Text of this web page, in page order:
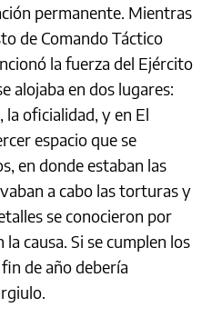
permanente. Mientras
de Comando Táctico
la fuerza del Ejército
alojaba en dos lugares:
la oficialidad, y en El
espacio que se
en donde estaban las
a cabo las torturas y
se conocieron por
causa. Si se cumplen los
de año debería